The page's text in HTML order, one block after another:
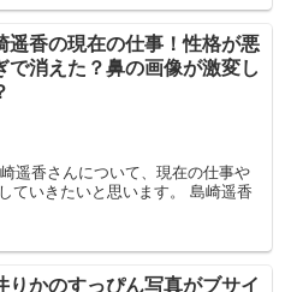
遥香の現在の仕事！性格が悪
で消えた？鼻の画像が激変し
遥香さんについて、現在の仕事や
ていきたいと思います。 島崎遥香
りかのすっぴん写真がブサイ